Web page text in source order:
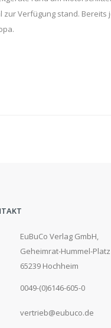
Verfügung stand.
EuBuCo Verlag GmbH,
Geheimrat-Hummel-Platz
65239 Hochheim
0049-(0)6146-605-0
vertrieb@eubuco.de